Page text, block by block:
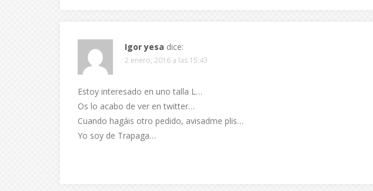
Igor yesa dice:
2 enero, 2016 a las 15:43
Estoy interesado en uno talla L…
Os lo acabo de ver en twitter…
Cuando hagáis otro pedido, avisadme plis…
Yo soy de Trapaga…